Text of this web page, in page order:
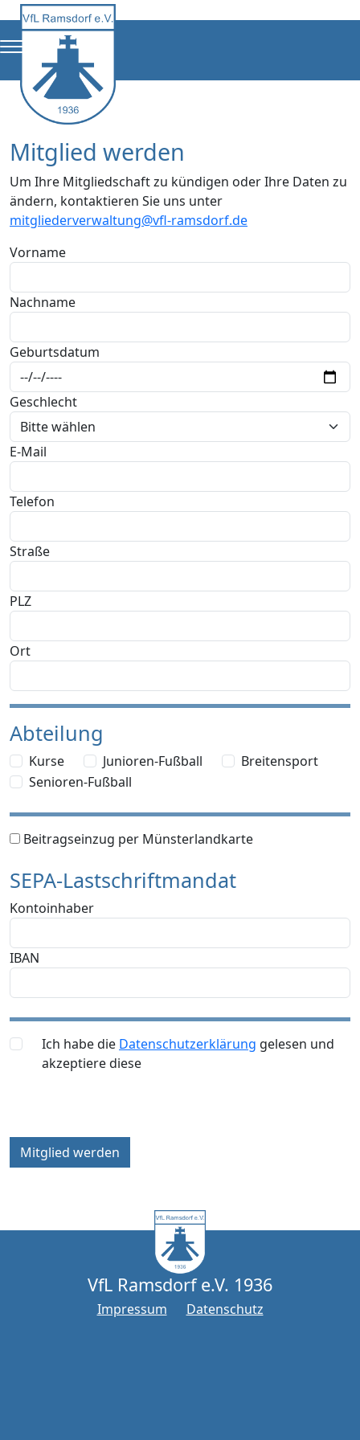
Mitglied werden
Um Ihre Mitgliedschaft zu kündigen oder Ihre Daten zu
ändern, kontaktieren Sie uns unter
mitgliederverwaltung@vfl-ramsdorf.de
Vorname
Nachname
Geburtsdatum
Geschlecht
E-Mail
Telefon
Straße
PLZ
Ort
Abteilung
Kurse Junioren-Fußball
Breitensport
Senioren-Fußball
Beitragseinzug per Münsterlandkarte
SEPA-Lastschriftmandat
Kontoinhaber
IBAN
Ich habe die Datenschutzerklärung gelesen und
akzeptiere diese
Mitglied werden
VfL Ramsdorf e.V. 1936
Impressum Datenschutz